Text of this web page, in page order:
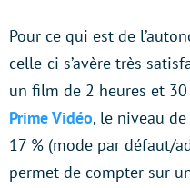
Pour ce qui est de
celle-ci s’avère très
un film de 2 heures et
Prime Vidéo, le niveau
17 % (mode par défaut/
permet de compter sur